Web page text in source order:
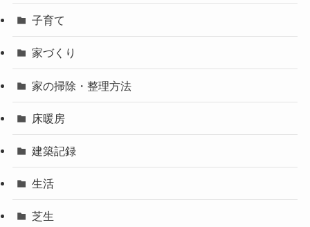
子育て
家づくり
家の掃除・整理方法
床暖房
建築記録
生活
芝生